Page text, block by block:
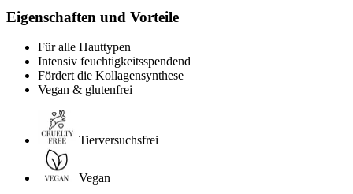
Eigenschaften und Vorteile
Für alle Hauttypen
Intensiv feuchtigkeitsspendend
Fördert die Kollagensynthese
Vegan & glutenfrei
Tierversuchsfrei
Vegan